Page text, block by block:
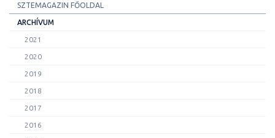
SZTEMAGAZIN FŐOLDAL
ARCHÍVUM
2021
2020
2019
2018
2017
2016